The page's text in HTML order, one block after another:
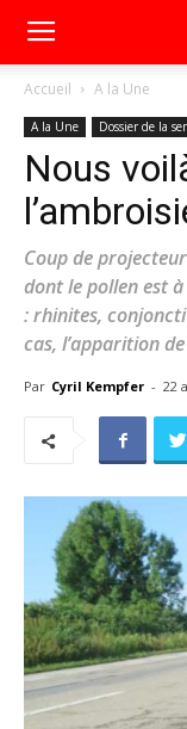
Accueil A la Une
A la Une Dossier de la
Nous
Coup de
dont le pollen est
: rhinites,
cas, l’apparition
Par Cyril Kempfer - 22